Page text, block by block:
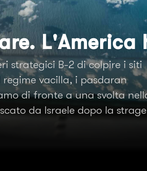
strategici B-2 di colpire i siti
vacilla, i pasdaran
di fronte a una svolta
da Israele dopo la strage